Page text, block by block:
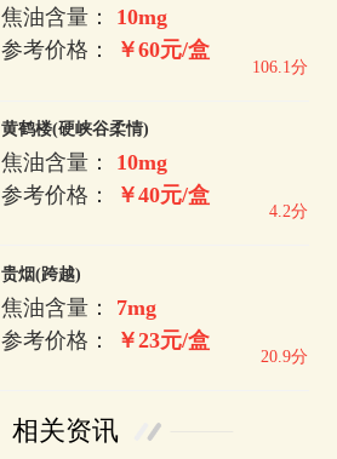
焦油含量： 10mg
参考价格：
￥60元/盒
106.1分
黄鹤楼(硬峡谷柔情)
焦油含量： 10mg
参考价格：
￥40元/盒
4.2分
贵烟(跨越)
焦油含量： 7mg
参考价格：
￥23元/盒
20.9分
相关资讯